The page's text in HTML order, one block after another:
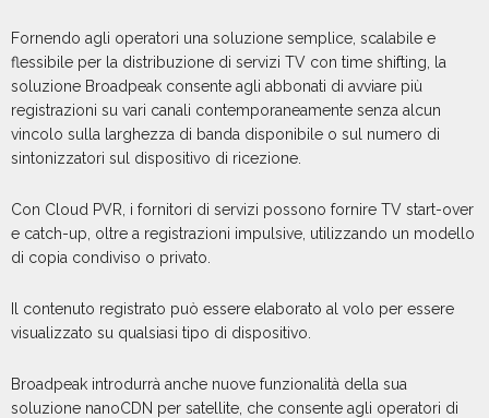
Fornendo agli operatori una soluzione semplice, scalabile e
flessibile per la distribuzione di servizi TV con time shifting, la
soluzione Broadpeak consente agli abbonati di avviare più
registrazioni su vari canali contemporaneamente senza alcun
vincolo sulla larghezza di banda disponibile o sul numero di
sintonizzatori sul dispositivo di ricezione.
Con Cloud PVR, i fornitori di servizi possono fornire TV start-over
e catch-up, oltre a registrazioni impulsive, utilizzando un modello
di copia condiviso o privato.
Il contenuto registrato può essere elaborato al volo per essere
visualizzato su qualsiasi tipo di dispositivo.
Broadpeak introdurrà anche nuove funzionalità della sua
soluzione nanoCDN per satellite, che consente agli operatori di